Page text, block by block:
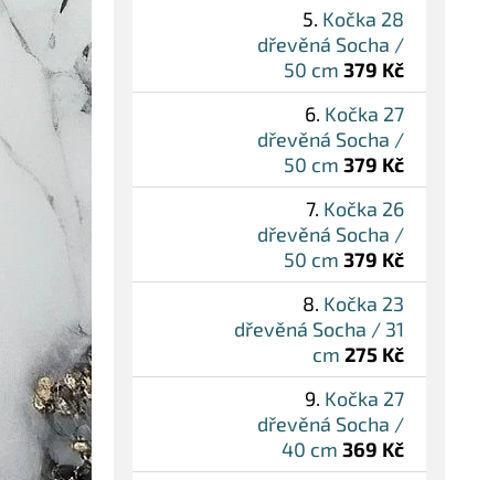
Kočka 28
dřevěná Socha /
50 cm 379 Kč
Kočka 27
dřevěná Socha /
50 cm 379 Kč
Kočka 26
dřevěná Socha /
50 cm 379 Kč
Kočka 23
dřevěná Socha / 31
cm 275 Kč
Kočka 27
dřevěná Socha /
40 cm 369 Kč